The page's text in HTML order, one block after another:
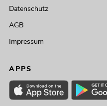
Datenschutz
AGB
Impressum
APPS